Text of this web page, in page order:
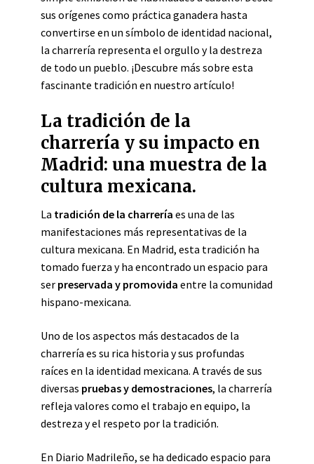
sus orígenes como práctica ganadera hasta
convertirse en un símbolo de identidad nacional,
la charrería representa el orgullo y la destreza
de todo un pueblo. ¡Descubre más sobre esta
fascinante tradición en nuestro artículo!
La tradición de la
charrería y su impacto en
Madrid: una muestra de la
cultura mexicana.
La tradición de la charrería es una de las
manifestaciones más representativas de la
cultura mexicana. En Madrid, esta tradición ha
tomado fuerza y ha encontrado un espacio para
ser preservada y promovida entre la comunidad
hispano-mexicana.
Uno de los aspectos más destacados de la
charrería es su rica historia y sus profundas
raíces en la identidad mexicana. A través de sus
diversas pruebas y demostraciones, la charrería
refleja valores como el trabajo en equipo, la
destreza y el respeto por la tradición.
En Diario Madrileño, se ha dedicado espacio para